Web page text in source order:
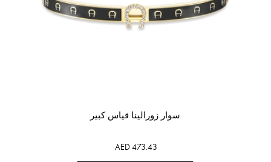
سوار زورالينا قياس كبير
AED 473.43